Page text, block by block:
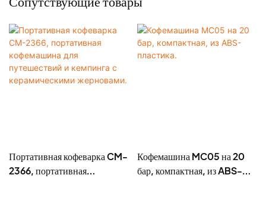
Портативная кофеварка CM-
2366, портативная
Кофемашина MC05 на 20
бар, компактная, из ABS-